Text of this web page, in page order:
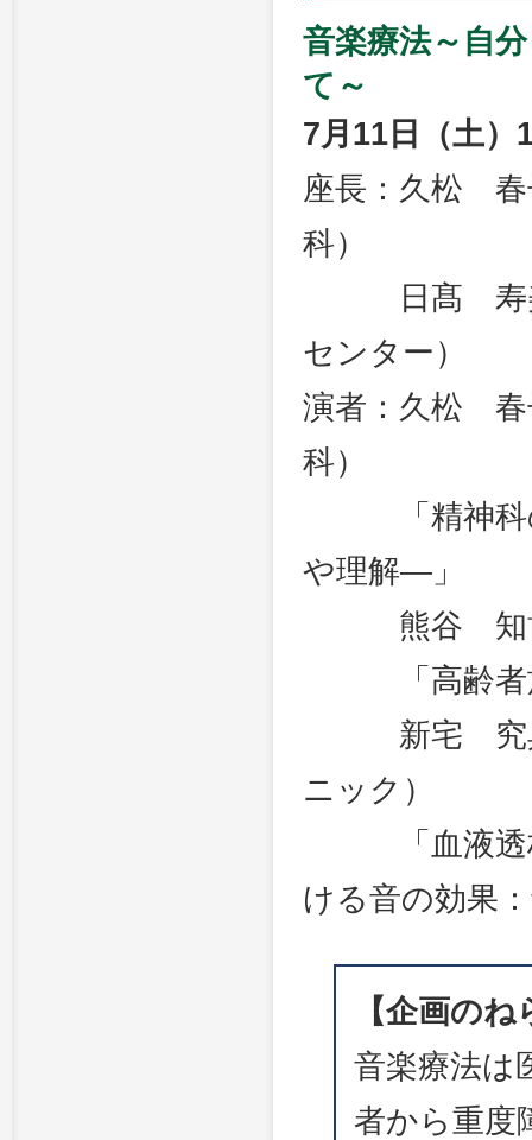
音楽療法～自
て～
7月11日（土
座長：久松 春
科）
日髙 寿美
センター）
演者：久松 春
科）
「精神科の
や理解―」
熊谷 知博
「高齢者施
新宅 究典
ニック）
「血液透析
ける音の効果
【企画のね
音楽療法は
者から重度